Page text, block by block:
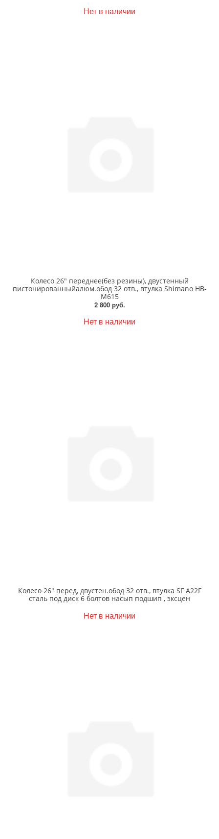
Нет в наличии
Колесо 26" переднее(без резины), двустенный
пистонированныйалюм.обод 32 отв., втулка Shimano HB-
M615
2 800 руб.
Нет в наличии
Колесо 26" перед, двустен.обод 32 отв., втулка SF A22F
сталь под диск 6 болтов насып подшип , эксцен
Нет в наличии